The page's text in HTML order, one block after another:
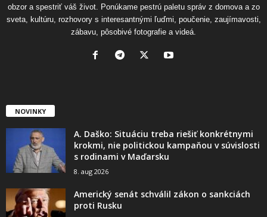
obzor a spestriť váš život. Ponúkame pestrú paletu správ z domova a zo
sveta, kultúru, rozhovory s interesantnými ľuďmi, poučenie, zaujímavosti,
zábavu, pôsobivé fotografie a videá.
NOVINKY
A. Daško: Situáciu treba riešiť konkrétnymi
krokmi, nie politickou kampaňou v súvislosti
s rodinami v Maďarsku
8. aug 2026
Americký senát schválil zákon o sankciách
proti Rusku